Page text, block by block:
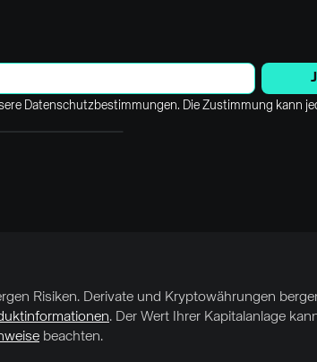
Datenschutzbestimmungen. Die Zustimmung kann
Risiken. Derivate und Kryptowährungen
. Der Wert Ihrer Kapitalanlage
beachten.